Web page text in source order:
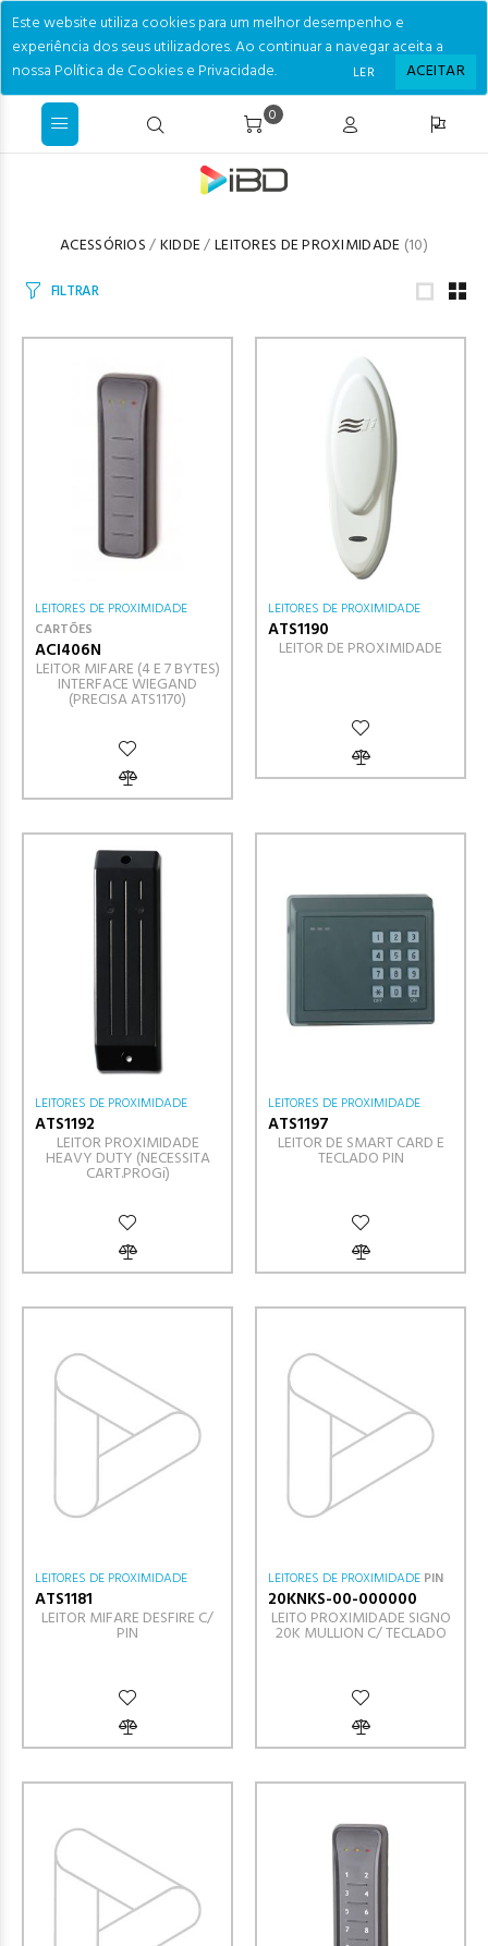
Este website utiliza cookies para um melhor desempenho e
experiência dos seus utilizadores. Ao continuar a navegar aceita a
nossa Política de Cookies e Privacidade.
LER ACEITAR
0
ACESSÓRIOS/KIDDE/LEITORES DE PROXIMIDADE (10)
FILTRAR
LEITORES DE PROXIMIDADE
CARTÕES
ACI406N
LEITOR MIFARE (4 E 7 BYTES)
INTERFACE WIEGAND
(PRECISA ATS1170)
LEITORES DE PROXIMIDADE
ATS1190
LEITOR DE PROXIMIDADE
LEITORES DE PROXIMIDADE
ATS1192
LEITOR PROXIMIDADE
HEAVY DUTY (NECESSITA
CART.PROGi)
LEITORES DE PROXIMIDADE
ATS1197
LEITOR DE SMART CARD E
TECLADO PIN
LEITORES DE PROXIMIDADE
ATS1181
LEITOR MIFARE DESFIRE C/
PIN
LEITORES DE PROXIMIDADE PIN
20KNKS-00-000000
LEITO PROXIMIDADE SIGNO
20K MULLION C/ TECLADO